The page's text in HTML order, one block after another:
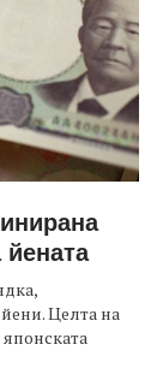
Целта на